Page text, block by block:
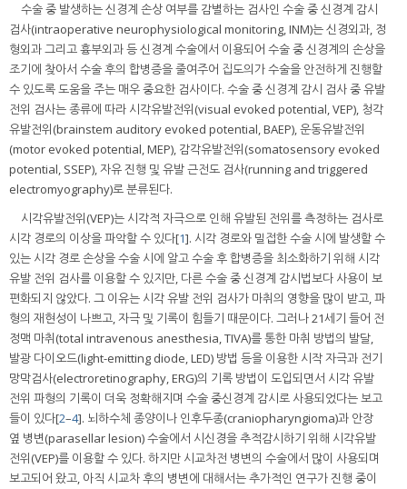
수술 중 발생하는 신경계 손상 여부를 감별하는 검사인 수술 중 신경계 감시
검사(intraoperative neurophysiological monitoring, INM)는 신경외과, 정
형외과 그리고 흉부외과 등 신경계 수술에서 이용되어 수술 중 신경계의 손상을
조기에 찾아서 수술 후의 합병증을 줄여주어 집도의가 수술을 안전하게 진행할
수 있도록 도움을 주는 매우 중요한 검사이다. 수술 중 신경계 감시 검사 중 유발
전위 검사는 종류에 따라 시각유발전위(visual evoked potential, VEP), 청각
유발전위(brainstem auditory evoked potential, BAEP), 운동유발전위
(motor evoked potential, MEP), 감각유발전위(somatosensory evoked
potential, SSEP), 자유 진행 및 유발 근전도 검사(running and triggered
electromyography)로 분류된다.
시각유발전위(VEP)는 시각적 자극으로 인해 유발된 전위를 측정하는 검사로
시각 경로의 이상을 파악할 수 있다[1]. 시각 경로와 밀접한 수술 시에 발생할 수
있는 시각 경로 손상을 수술 시에 알고 수술 후 합병증을 최소화하기 위해 시각
유발 전위 검사를 이용할 수 있지만, 다른 수술 중 신경계 감시법보다 사용이 보
편화되지 않았다. 그 이유는 시각 유발 전위 검사가 마취의 영향을 많이 받고, 파
형의 재현성이 나쁘고, 자극 및 기록이 힘들기 때문이다. 그러나 21세기 들어 전
정맥 마취(total intravenous anesthesia, TIVA)를 통한 마취 방법의 발달,
발광 다이오드(light-emitting diode, LED) 방법 등을 이용한 시작 자극과 전기
망막검사(electroretinography, ERG)의 기록 방법이 도입되면서 시각 유발
전위 파형의 기록이 더욱 정확해지며 수술 중신경계 감시로 사용되었다는 보고
들이 있다[2–4]. 뇌하수체 종양이나 인후두종(craniopharyngioma)과 안장
옆 병변(parasellar lesion) 수술에서 시신경을 추적감시하기 위해 시각유발
전위(VEP)를 이용할 수 있다. 하지만 시교차전 병변의 수술에서 많이 사용되며
보고되어 왔고, 아직 시교차 후의 병변에 대해서는 추가적인 연구가 진행 중이